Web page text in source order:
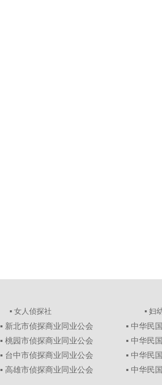
▪ 女人侦探社 ▪ 妇
▪ 新北市侦探商业同业公会
▪ 桃园市侦探商业同业公会
▪ 台中市侦探商业同业公会
▪ 高雄市侦探商业同业公会
▪ 中华民
▪ 中华民
▪ 中华民
▪ 中华民